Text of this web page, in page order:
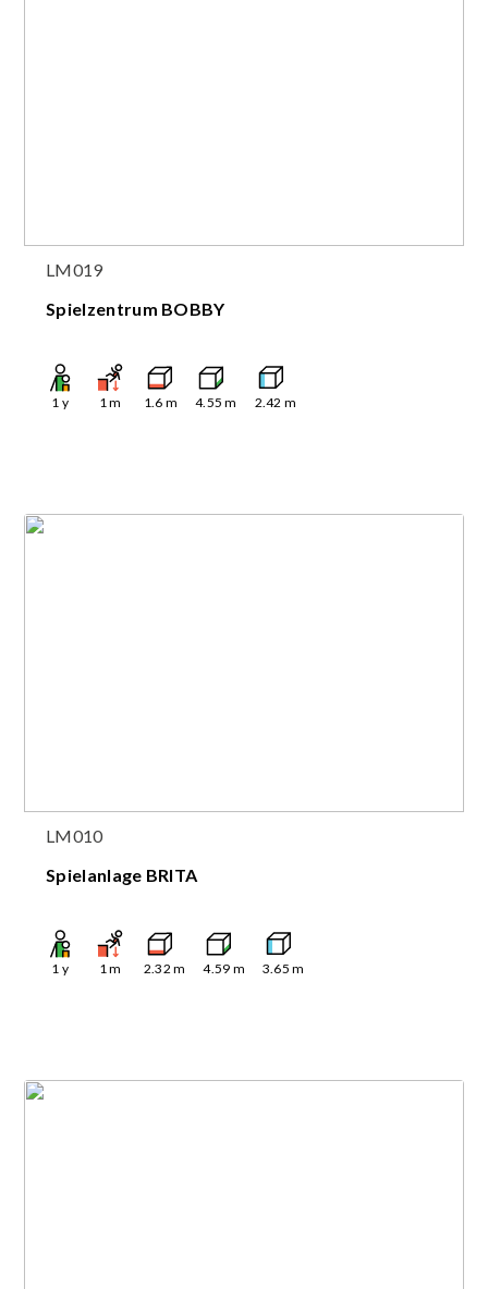
LM019
Spielzentrum BOBBY
1 y 1m 1.6 m 4.55 m 2.42 m
LM010
Spielanlage BRITA
1 y 1m 2.32 m 4.59 m 3.65 m